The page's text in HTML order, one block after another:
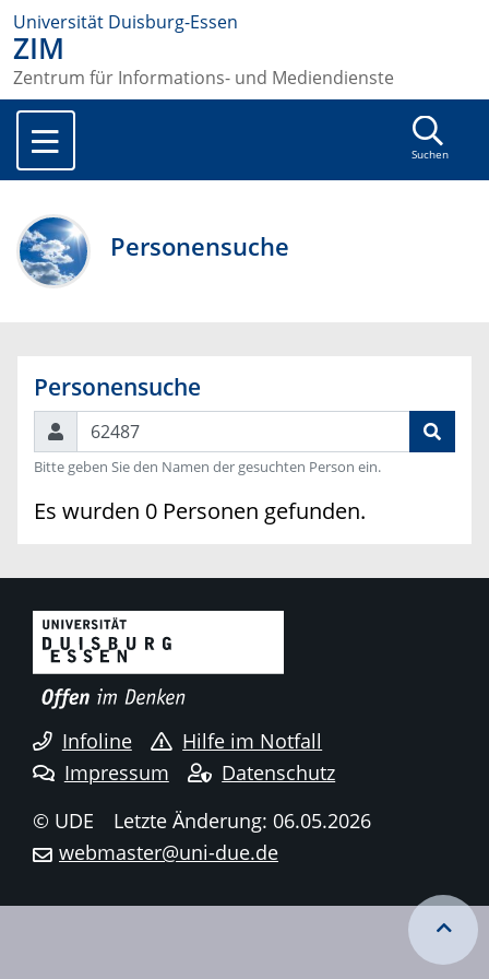
Universität Duisburg-Essen
ZIM
Zentrum für Informations- und Mediendienste
Suchen
Personensuche
Personensuche
Suchen
Bitte geben Sie den Namen der gesuchten Person ein.
Es wurden 0 Personen gefunden.
Infoline
Hilfe im Notfall
Impressum
Datenschutz
© UDE
Letzte Änderung: 06.05.2026
webmaster@uni-due.de